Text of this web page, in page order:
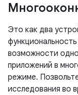
Это как два
возможности
приложений в
режиме.
исследования во